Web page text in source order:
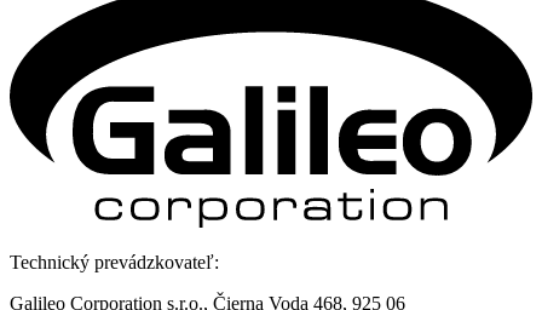
Technický prevádzkovateľ:
Galileo Corporation s.r.o., Čierna Voda 468, 925 06